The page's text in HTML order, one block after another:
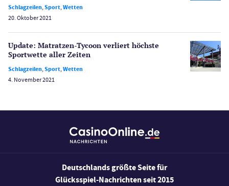
Wetten
Wirtschaft
Slot Freispiele
Schlagzeilen,Sport,Wetten
20. Oktober 2021
Update: Matratzen-Tycoon verliert höchste
Sportwette aller Zeiten
Schlagzeilen,Sport,Wetten
4. November 2021
Deutschlands größte Seite für
Glücksspiel-Nachrichten seit 2015